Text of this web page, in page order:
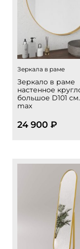
Зеркала в раме
Зеркало в раме
настенное
большое D101
max
24 900 ₽